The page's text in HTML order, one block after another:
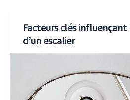
Facteurs clés influençant
d’un escalier